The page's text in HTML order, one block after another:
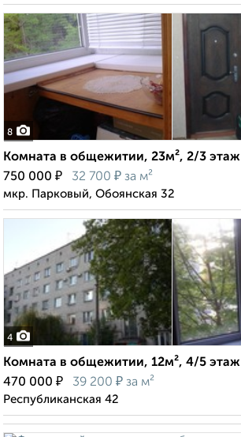
8
Комната в общежитии, 23м², 2/3 этаж
750 000 ₽ 32 700 ₽ за м²
мкр. Парковый, Обоянская 32
4
Комната в общежитии, 12м², 4/5 этаж
470 000 ₽ 39 200 ₽ за м²
Республиканская 42